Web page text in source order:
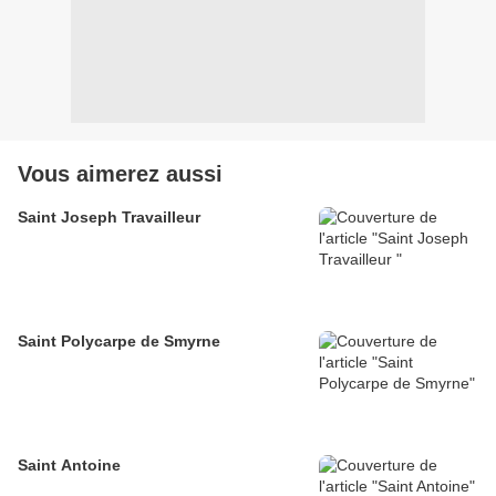
Vous aimerez aussi
Saint Joseph Travailleur
Saint Polycarpe de Smyrne
Saint Antoine